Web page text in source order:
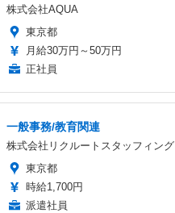
株式会社AQUA
東京都
月給30万円～50万円
正社員
一般事務/教育関連
株式会社リクルートスタッフィング
東京都
時給1,700円
派遣社員